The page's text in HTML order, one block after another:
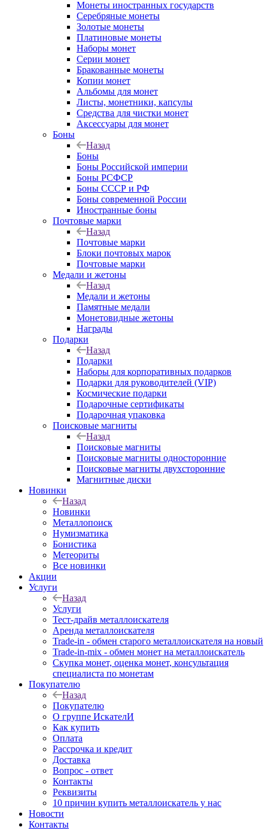
Монеты иностранных государств
Серебряные монеты
Золотые монеты
Платиновые монеты
Наборы монет
Серии монет
Бракованные монеты
Копии монет
Альбомы для монет
Листы, монетники, капсулы
Средства для чистки монет
Аксессуары для монет
Боны
Назад
Боны
Боны Российской империи
Боны РСФСР
Боны СССР и РФ
Боны современной России
Иностранные боны
Почтовые марки
Назад
Почтовые марки
Блоки почтовых марок
Почтовые марки
Медали и жетоны
Назад
Медали и жетоны
Памятные медали
Монетовидные жетоны
Награды
Подарки
Назад
Подарки
Наборы для корпоративных подарков
Подарки для руководителей (VIP)
Космические подарки
Подарочные сертификаты
Подарочная упаковка
Поисковые магниты
Назад
Поисковые магниты
Поисковые магниты односторонние
Поисковые магниты двухсторонние
Магнитные диски
Новинки
Назад
Новинки
Металлопоиск
Нумизматика
Бонистика
Метеориты
Все новинки
Акции
Услуги
Назад
Услуги
Тест-драйв металлоискателя
Аренда металлоискателя
Trade-in - обмен старого металлоискателя на новый
Trade-in-mix - обмен монет на металлоискатель
Скупка монет, оценка монет, консультация
специалиста по монетам
Покупателю
Назад
Покупателю
О группе ИскателИ
Как купить
Оплата
Рассрочка и кредит
Доставка
Вопрос - ответ
Контакты
Реквизиты
10 причин купить металлоискатель у нас
Новости
Контакты